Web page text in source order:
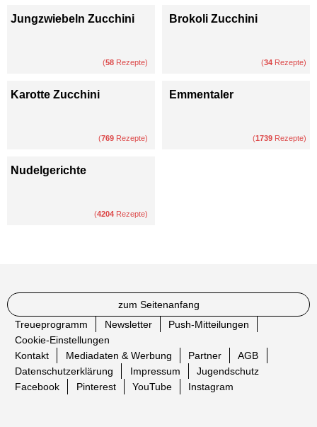
Jungzwiebeln Zucchini
(58 Rezepte)
Brokoli Zucchini
(34 Rezepte)
Karotte Zucchini
(769 Rezepte)
Emmentaler
(1739 Rezepte)
Nudelgerichte
(4204 Rezepte)
zum Seitenanfang
Treueprogramm
Newsletter
Push-Mitteilungen
Cookie-Einstellungen
Kontakt
Mediadaten & Werbung Partner
AGB
Datenschutzerklärung
Impressum
Jugendschutz
Facebook
Pinterest YouTube Instagram